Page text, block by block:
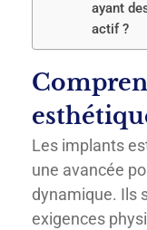
ayant
actif ?
Les implants
une avancée
dynamique. Ils
exigences